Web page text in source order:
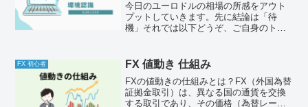
今日のユーロドルの相場の所感をアウト
プットしていきます。先に結論は「待
機」それでは以下どうぞ、ご自身のトレ
に問題なし。懸念点はありません。ただ
少し寝不足かもしれません。...
FX 初心者 FX 値動き 仕組み
FXの値動きの仕組みとは？FX（外国為替
証拠金取引）は、異なる国の通貨を交換
する取引であり、その価格（為替レー